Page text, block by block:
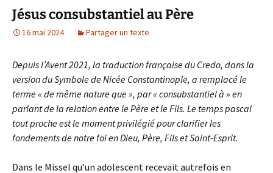
Jésus consubstantiel au Père
16 mai 2024 Partager un texte
Depuis l’Avent 2021, la traduction française du Credo, dans la
version du Symbole de Nicée Constantinople, a remplacé le
terme « de même nature que », par « consubstantiel à » en
parlant de la relation entre le Père et le Fils. Le temps pascal
tout proche est le moment privilégié pour clarifier les
fondements de notre foi en Dieu, Père, Fils et Saint-Esprit.
Dans le Missel qu’un adolescent recevait autrefois en